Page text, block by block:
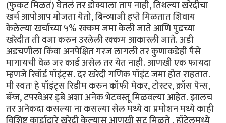
(फुकट मिळतं) घेतलं तर डोक्याला ताप नाही, तिथल्या खरेदीचा
खर्च आपोआप मोजता येतो, बिन्व्याजी हप्ते मिळतात शिवाय
केलेल्या खर्चाच्या ५% रक्कम जमा केली जाते आणि पुढच्या
खरेदीत ती वजा करुन उरलेली रक्कम आकारली जाते. अडी
अडचणीला किंवा अनपेक्षित गरज लागली तर कुणाकडेही पैसे
मागायची वेळ जर कार्ड असेल तर येत नाही. आणखी एक फायदा
म्हणजे रिवॉर्ड पॉइंट्स. दर खरेदी गणिक पॉइंट जमा होत राहतात.
मी स्वतः हे पॉइंट्स रिडीम करुन कॉफी मेकर, टोस्टर, क्रॉस पेन्स,
बॅग्ज, टपरवेअर ड्बे अशा अनेक भेटवस्तू मिळवल्या आहेत. झालच
तर अनेकदा कसल्या ना कसल्या सेल मध्ये वा प्रमोशन मध्ये काही